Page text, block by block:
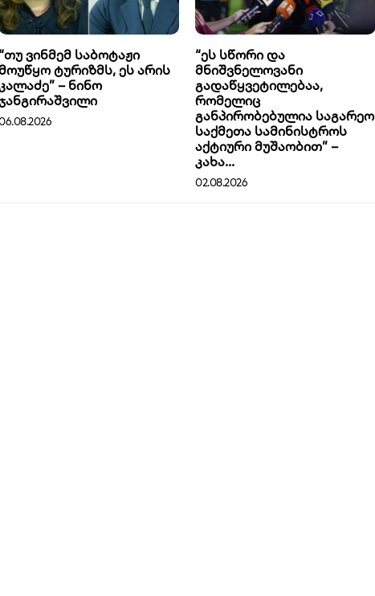
“თუ ვინმემ საბოტაჟი
ტურიზმს, ეს არის
– ნინო
“ეს სწორი და
მნიშვნელოვანი
გადაწყვეტილებაა,
რომელიც
განპირობებულია საგარეო
საქმეთა სამინისტროს
აქტიური მუშაობით” –
კახა...
02.08.2026